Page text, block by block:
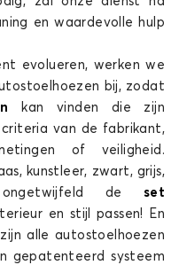
en waardevolle hulp
evolueren, werken we
bij, zodat
kan vinden die zijn
van de fabrikant,
of veiligheid.
kunstleer, zwart, grijs,
de set
en stijl passen! En
alle autostoelhoezen
gepatenteerd systeem